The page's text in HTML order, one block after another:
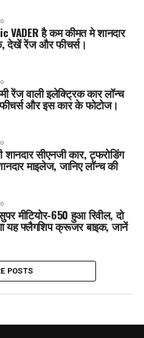
VADER है कम कीमत मे शानदार
देखें रेंज और फीचर्स।
रेंज वाली इलेक्ट्रिक कार लॉन्च
और इस कार के फोटोज।
शानदार सीएनजी कार, ट्फरोडिंग
माइलेज, जानिए लॉन्च की
मीटियोर-650 हुआ रिवील, दो
यह फ्लैगशिप क्रूजर बाइक, जानें
POSTS